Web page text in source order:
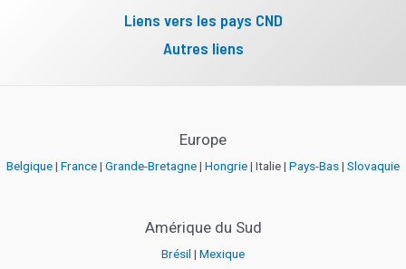
Liens vers les pays CND
Autres liens
Europe
Belgique| France| Grande-Bretagne| Hongrie| Italie | Pays-Bas| Slovaquie
Amérique du Sud
Brésil | Mexique